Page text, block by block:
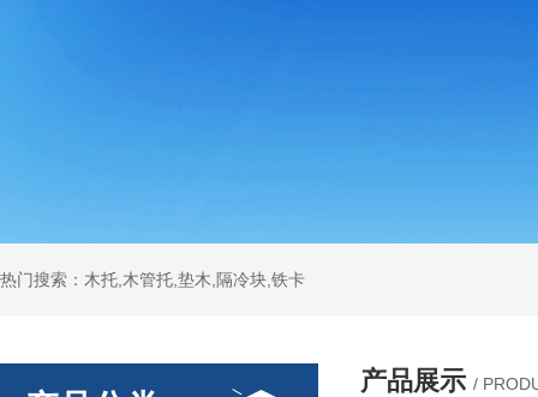
热门搜索：木托,木管托,垫木,隔冷块,铁卡
产品展示 /